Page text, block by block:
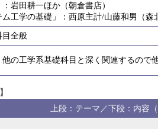
：岩田耕一ほか（朝倉書店）
ム工学の基礎」：西原主計/山藤和男（森
目全般
の工学系基礎科目と深く関連するので
上段：テーマ／下段：内容